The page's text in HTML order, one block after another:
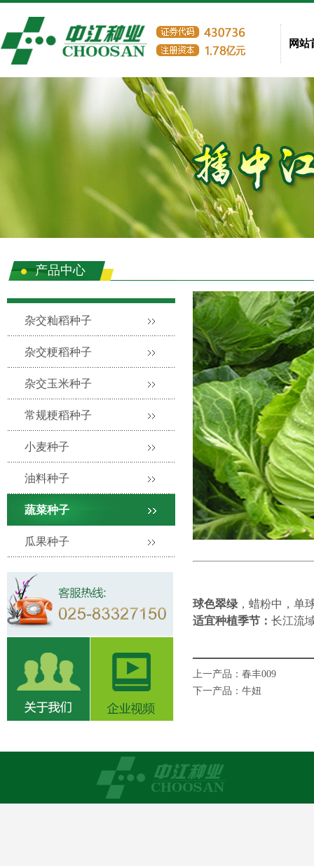
网站
产品中心
杂交籼稻种子
杂交粳稻种子
杂交玉米种子
常规粳稻种子
小麦种子
油料种子
蔬菜种子
瓜果种子
球色翠绿 ，蜡粉中，单
适宜种植季节： 长江流
上一产品： 春丰009
下一产品： 牛妞